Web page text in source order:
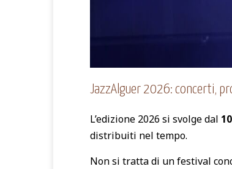
JazzAlguer 2026: concerti,
L’edizione 2026 si svolge dal
distribuiti nel tempo.
Non si tratta di un festival